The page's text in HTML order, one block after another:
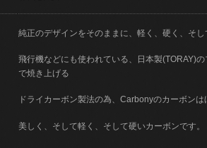
純正のデザインをそのままに、軽く、硬く、そ
飛行機などにも使われている、日本製(TORAY)
で焼き上げる
ドライカーボン製法の為、Carbonyのカーボン
美しく、そして軽く、そして硬いカーボンです。